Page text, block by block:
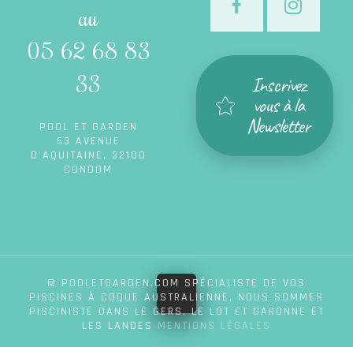
au
05 62 68 83
33
POOL ET GARDEN
63 AVENUE
D’AQUITAINE, 32100
CONDOM
Inscrivez
vous à la
Newsletter
© POOLETGARDEN.COM SPÉCIALISTE DE VOS
PISCINES À COQUE AUSTRALIENNE, NOUS SOMMES
PISCINISTE DANS LE GERS, LE LOT ET GARONNE ET
LES LANDES MENTIONS LÉGALES